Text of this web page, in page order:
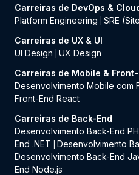
Carreiras de DevOps &
Platform Engineering
SRE
Carreiras de UX & UI
UI Design
UX Design
Carreiras de Mobile & Front-
Desenvolvimento Mobile com
Front-End React
Carreiras de Back-End
Desenvolvimento Back-End
End .NET
Desenvolvimento
Desenvolvimento Back-End
End Node.js